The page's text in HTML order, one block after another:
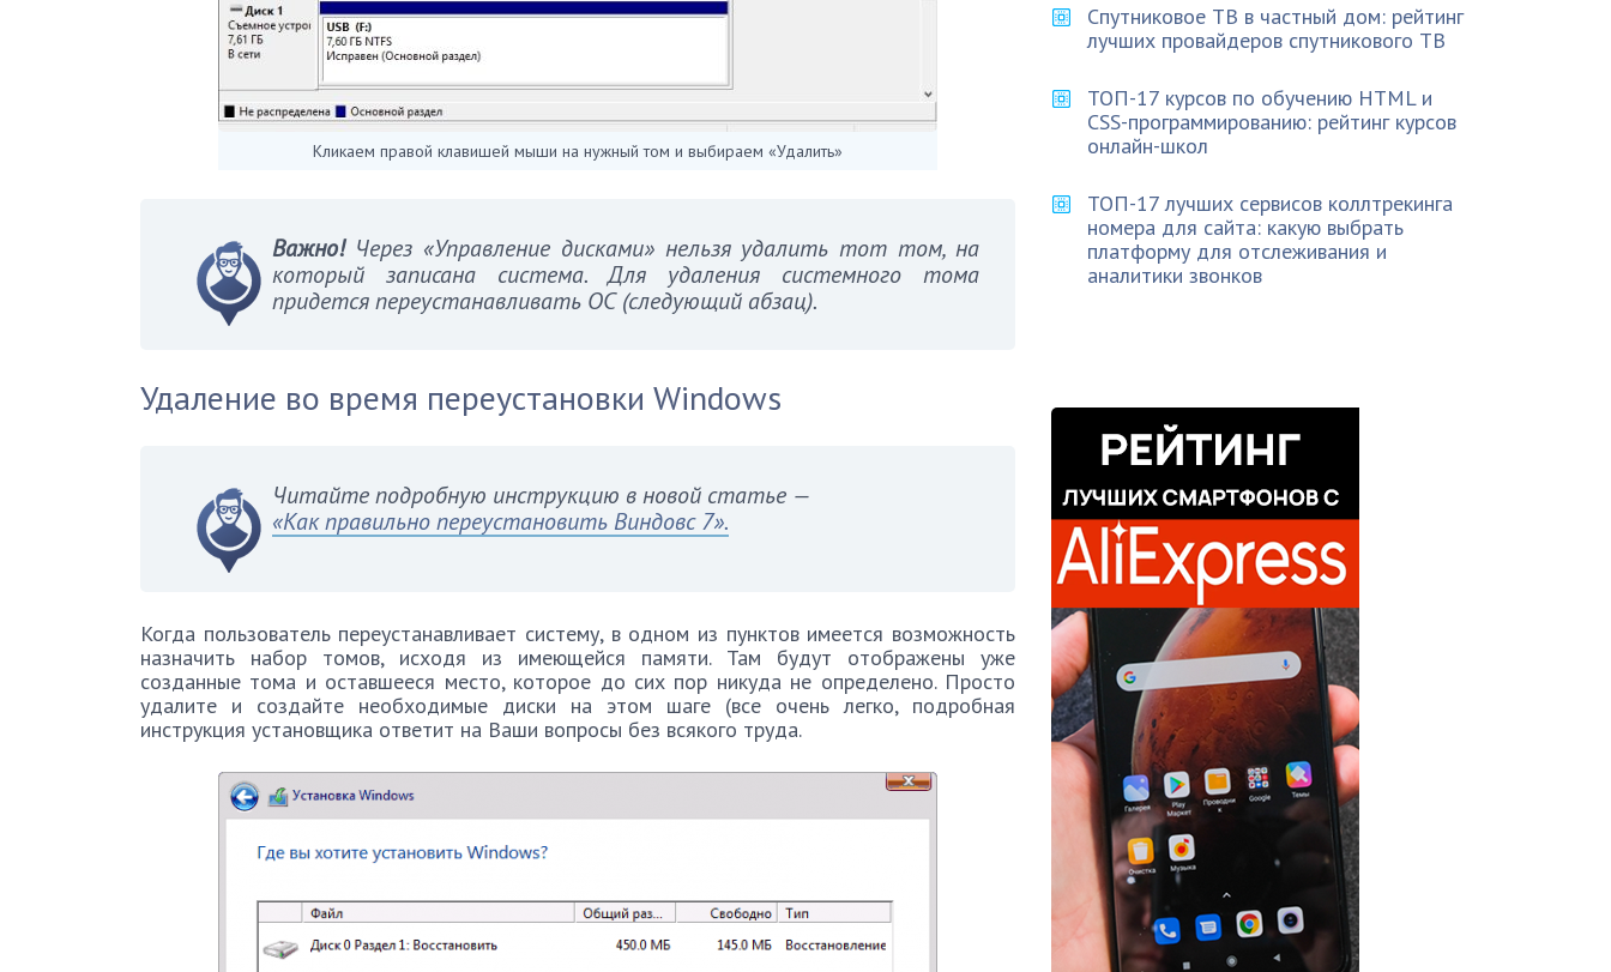
Кликаем правой клавишей мыши на нужный том и выбираем «Удалить»
Важно!Через «Управление дисками» нельзя удалить тот том, на
который записана система. Для удаления системного тома
придется переустанавливать ОС (следующий абзац).
Удаление во время переустановки Windows
Читайте подробную инструкцию в новой статье —
«Как правильно переустановить Виндовс 7».
Когда пользователь переустанавливает систему, в одном из пунктов имеется возможность
назначить набор томов, исходя из имеющейся памяти. Там будут отображены уже
созданные тома и оставшееся место, которое до сих пор никуда не определено. Просто
удалите и создайте необходимые диски на этом шаге (все очень легко, подробная
инструкция установщика ответит на Ваши вопросы без всякого труда.
Спутниковое ТВ в частный дом: рейтинг
лучших провайдеров спутникового ТВ
ТОП-17 курсов по обучению HTML и
CSS-программированию: рейтинг курсов
онлайн-школ
ТОП-17 лучших сервисов коллтрекинга
номера для сайта: какую выбрать
платформу для отслеживания и
аналитики звонков